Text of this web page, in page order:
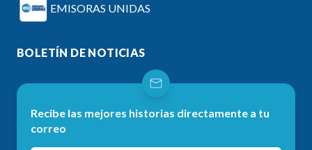
EMISORAS UNIDAS
BOLETÍN DE NOTICIAS
Recibe las mejores historias directamente a tu
correo